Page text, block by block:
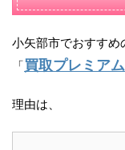
小矢部市でおすす
「買取プレミアム
理由は、